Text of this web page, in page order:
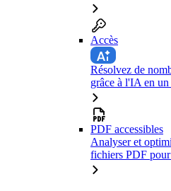
Accès
Résolvez de
grâce à l'IA en
PDF accessibles
Analyser et
fichiers PDF